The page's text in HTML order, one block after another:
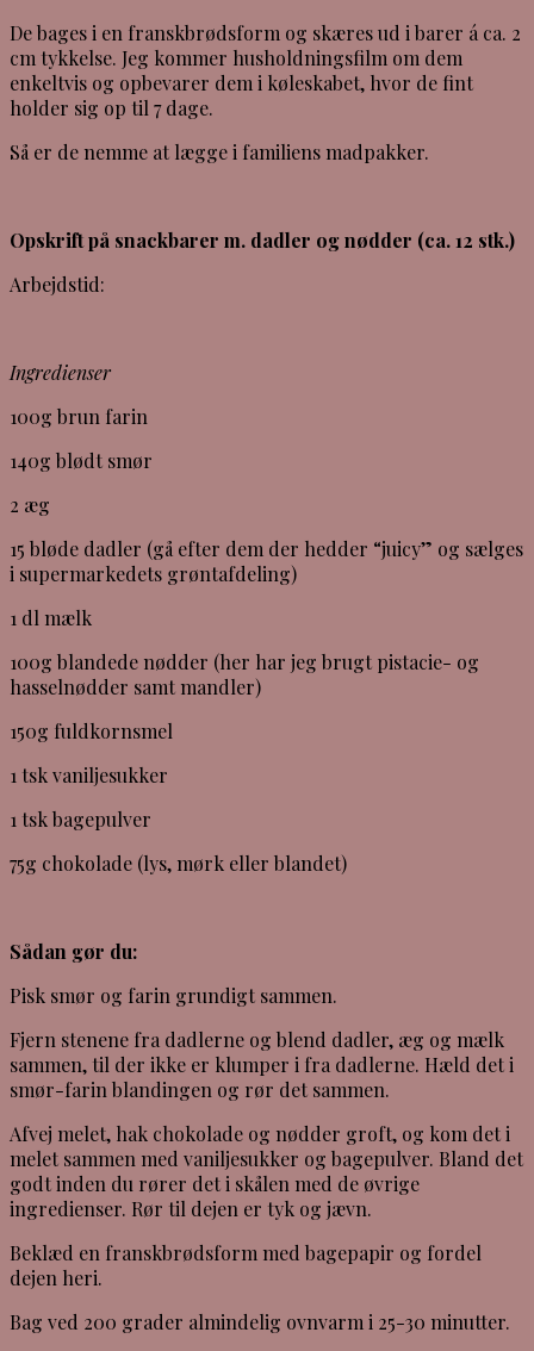
De bages i en franskbrødsform og skæres ud i barer á ca. 2
cm tykkelse. Jeg kommer husholdningsfilm om dem
enkeltvis og opbevarer dem i køleskabet, hvor de fint
holder sig op til 7 dage.
Så er de nemme at lægge i familiens madpakker.
Opskrift på snackbarer m. dadler og nødder (ca. 12 stk.)
Arbejdstid:
Ingredienser
100g brun farin
140g blødt smør
2 æg
15 bløde dadler (gå efter dem der hedder “juicy” og sælges
i supermarkedets grøntafdeling)
1 dl mælk
100g blandede nødder (her har jeg brugt pistacie- og
hasselnødder samt mandler)
150g fuldkornsmel
1 tsk vaniljesukker
1 tsk bagepulver
75g chokolade (lys, mørk eller blandet)
Sådan gør du:
Pisk smør og farin grundigt sammen.
Fjern stenene fra dadlerne og blend dadler, æg og mælk
sammen, til der ikke er klumper i fra dadlerne. Hæld det i
smør-farin blandingen og rør det sammen.
Afvej melet, hak chokolade og nødder groft, og kom det i
melet sammen med vaniljesukker og bagepulver. Bland det
godt inden du rører det i skålen med de øvrige
ingredienser. Rør til dejen er tyk og jævn.
Beklæd en franskbrødsform med bagepapir og fordel
dejen heri.
Bag ved 200 grader almindelig ovnvarm i 25-30 minutter.